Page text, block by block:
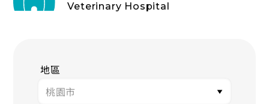
Veterinary Hospital
地區